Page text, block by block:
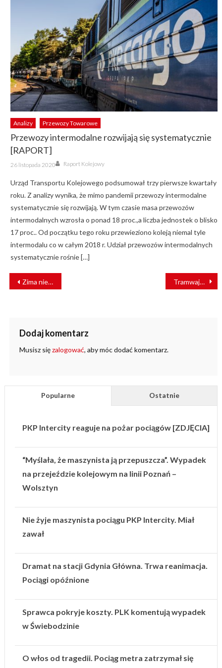
Analizy Przewozy Towarowe
Przewozy intermodalne rozwijają się systematycznie
[RAPORT]
Posted
on
26 listopada 2020 Author
Raport Kolejowy
Urząd Transportu Kolejowego podsumował trzy pierwsze kwartały
roku. Z analizy wynika, że mimo pandemii przewozy intermodalne
systematycznie się rozwijają. W tym czasie masa przewozów
intermodalnych wzrosła o ponad 18 proc.,a liczba jednostek o blisko
17 proc.. Od początku tego roku przewieziono koleją niemal tyle
intermodalu co w całym 2018 r. Udział przewozów intermodalnych
systematycznie rośnie […]
NAWIGACJA
WPISU
Zima nie przerwała inwestycji kolejowych w nadmorskich portach [ZDJĘCIA] Tramwaje Szczecińskie – historia i nowoczesność [WYWIAD]
Dodaj komentarz
Musisz sięzalogować, aby móc dodać komentarz.
Popularne Ostatnie
PKP Intercity reaguje na pożar pociągów [ZDJĘCIA]
“Myślała, że maszynista ją przepuszcza”. Wypadek
na przejeździe kolejowym na linii Poznań –
Wolsztyn
Nie żyje maszynista pociągu PKP Intercity. Miał
zawał
Dramat na stacji Gdynia Główna. Trwa reanimacja.
Pociągi opóźnione
Sprawca pokryje koszty. PLK komentują wypadek
w Świebodzinie
O włos od tragedii. Pociąg metra zatrzymał się